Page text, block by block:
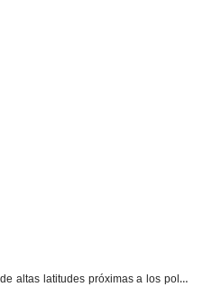
altas latitudes próximas a los polos.